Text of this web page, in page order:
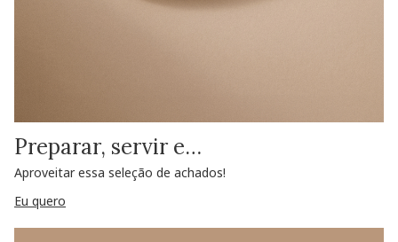
Preparar, servir e…
Aproveitar essa seleção de achados!
Eu quero